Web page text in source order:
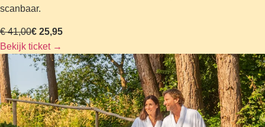
scanbaar.
€ 41,00€ 25,95
Bekijk ticket →